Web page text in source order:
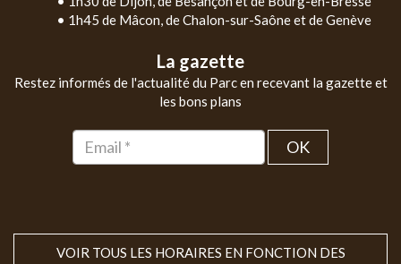
• 1h45 de Mâcon, de Chalon-sur-Saône et de Genève
La gazette
Restez informés de l'actualité du Parc en recevant la gazette et
les bons plans
OK
VOIR TOUS LES HORAIRES EN FONCTION DES